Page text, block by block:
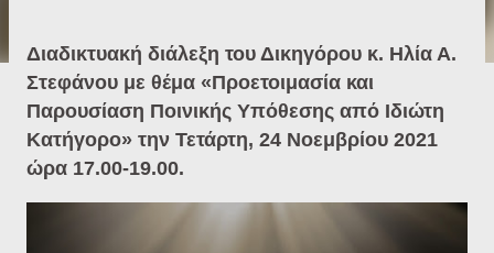
Διαδικτυακή διάλεξη του Δικηγόρου κ. Ηλία Α.
Στεφάνου με θέμα «Προετοιμασία και
Παρουσίαση Ποινικής Υπόθεσης από Ιδιώτη
Κατήγορο» την Τετάρτη, 24 Νοεμβρίου 2021
ώρα 17.00-19.00.